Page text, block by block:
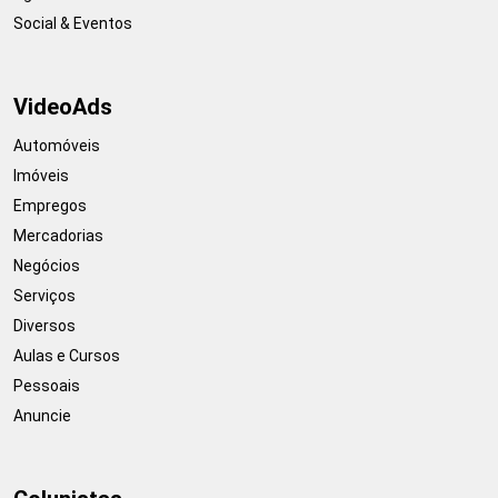
Social & Eventos
VideoAds
Automóveis
Imóveis
Empregos
Mercadorias
Negócios
Serviços
Diversos
Aulas e Cursos
Pessoais
Anuncie